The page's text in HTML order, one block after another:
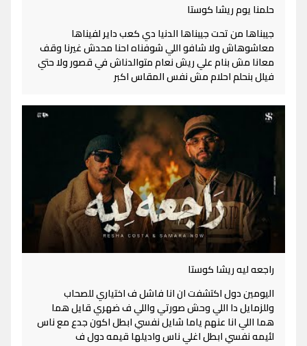
حلمنا يوم ريشا كوستا
جيبناها من تحت جيبناها الدنيا دي كعب داير لفيناها
معاشوهاش ولا شافو اللي شوفناه احنا محدش غيرنا وقف
معانا مش بنام علي ريش نعام متوالدناش في قصور ولا حتي
فيلل بنحلم احلام مش نفس المقاس اكبر
راجعه ليه ريشا كوستا
اليومين دول اكتشفت ان انا فاشل ف اختياري للصحاب
وللزمايل دا اللي وحش صورتي واللي ف ضهري قايل هما
هما اللي انا عنهم ياما شايل نفسي ابطل اكون جدع مع ناس
لئيمه نفسي ابطل اغلي ناس واديلها قيمه دول ف